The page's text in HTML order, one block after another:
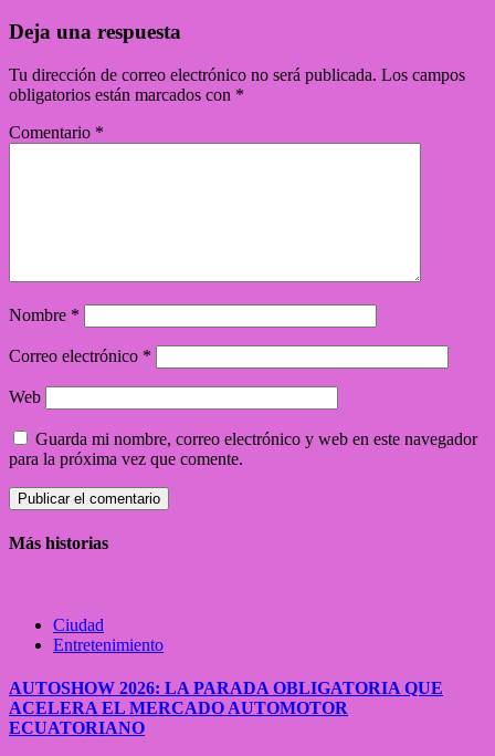
Deja una respuesta
Tu dirección de correo electrónico no será publicada. Los campos
obligatorios están marcados con *
Comentario *
Nombre *
Correo electrónico *
Web
Guarda mi nombre, correo electrónico y web en este navegador
para la próxima vez que comente.
Más historias
Ciudad
Entretenimiento
AUTOSHOW 2026: LA PARADA OBLIGATORIA QUE
ACELERA EL MERCADO AUTOMOTOR
ECUATORIANO